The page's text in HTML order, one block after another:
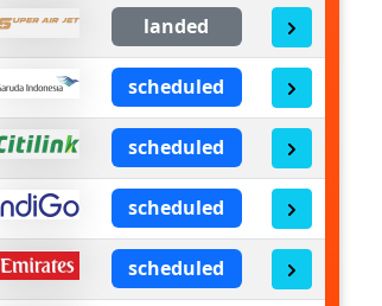
landed
scheduled
scheduled
scheduled
scheduled